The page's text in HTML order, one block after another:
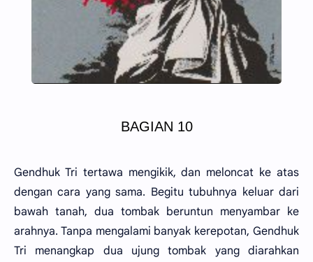
BAGIAN 10
Gendhuk Tri tertawa mengikik, dan meloncat ke atas
dengan cara yang sama. Begitu tubuhnya keluar dari
bawah tanah, dua tombak beruntun menyambar ke
arahnya. Tanpa mengalami banyak kerepotan, Gendhuk
Tri menangkap dua ujung tombak yang diarahkan